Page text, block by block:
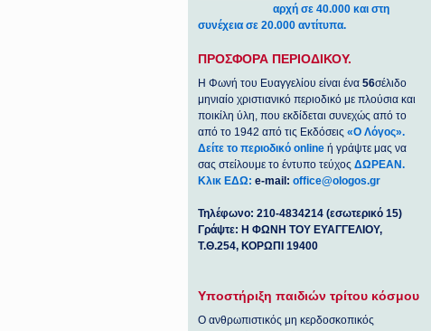
αρχή σε 40.000 και στη
συνέχεια σε 20.000 αντίτυπα.
ΠΡΟΣΦΟΡΑ ΠΕΡΙΟΔΙΚΟΥ.
Η Φωνή του Ευαγγελίου είναι ένα56σέλιδο
μηνιαίο χριστιανικό περιοδικό με πλούσια και
ποικίλη ύλη, που εκδίδεται συνεχώς από το
από το 1942 από τις Εκδόσεις«Ο Λόγος».
Δείτε το περιοδικό online ή γράψτε μας να
σας στείλουμε το έντυπο τεύχοςΔΩΡΕΑΝ.
Κλικ ΕΔΩ: e-mail:office@ologos.gr
Τηλέφωνο: 210-4834214 (εσωτερικό 15)
Γράψτε: Η ΦΩΝΗ ΤΟΥ ΕΥΑΓΓΕΛΙΟΥ,
Τ.Θ.254, ΚΟΡΩΠΙ 19400
Υποστήριξη παιδιών τρίτου κόσμου
Ο ανθρωπιστικός μη κερδοσκοπικός